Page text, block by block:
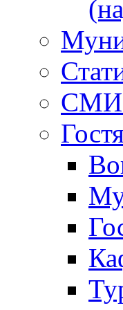
СМИ